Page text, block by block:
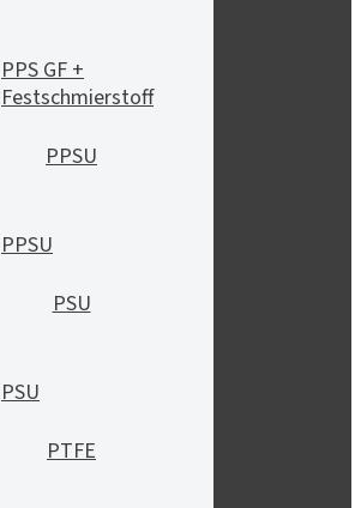
PPS GF +
Festschmierstoff
PPSU
PPSU
PSU
PSU
PTFE